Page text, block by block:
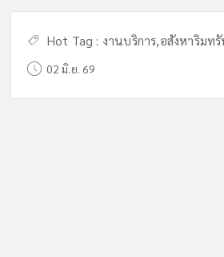
Hot Tag : งานบริการ,อสังหาริมท
02 มิ.ย. 69